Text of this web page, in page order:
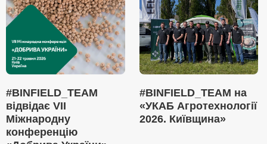
#BINFIELD_TEAM
відвідає VII
Міжнародну
конференцію
#BINFIELD_TEAM на
«УКАБ Агротехнології
2026. Київщина»